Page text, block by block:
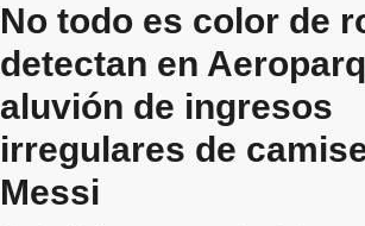
No todo es color de
detectan en
aluvión de ingresos
irregulares de
Messi